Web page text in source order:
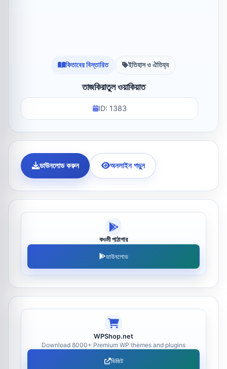
কিতাবের বিস্তারিত ইতিহাস ও ঐতিহ্য
তাজকিরাতুল ওয়াকিয়াত
ID: 1383
ডাউনলোড করুন অনলাইন পড়ুন
কওমী পাঠাগার
ডাউনলোড
WPShop.net
Download 8000+ Premium WP themes and plugins
ভিজিট